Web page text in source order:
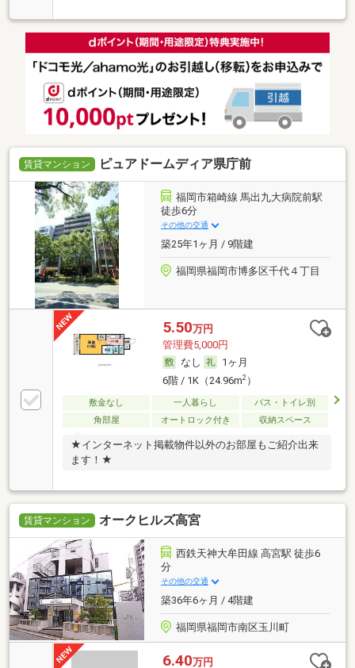
賃貸マンション ピュアドームディア県庁前
福岡市箱崎線 馬出九大病院前駅
徒歩6分
その他の交通
築25年1ヶ月 / 9階建
福岡県福岡市博多区千代４丁目
5.50万円
管理費5,000円
なし
1ヶ月
6階 / 1K（24.96m2）
敷金なし 一人暮らし
バス・トイレ別
角部屋
オートロック付き 収納スペース
★インターネット掲載物件以外のお部屋もご紹介出来
ます！★
賃貸マンション オークヒルズ高宮
西鉄天神大牟田線 高宮駅 徒歩6
分
その他の交通
築36年6ヶ月 / 4階建
福岡県福岡市南区玉川町
6.40万円